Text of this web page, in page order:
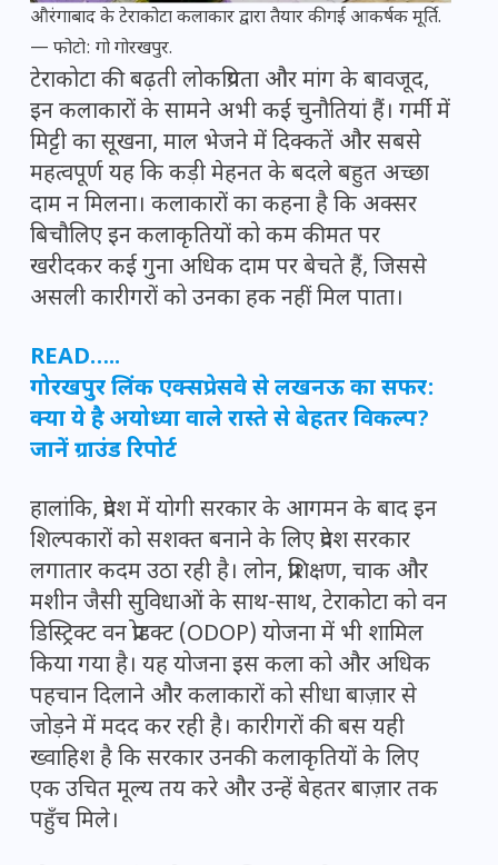
औरंगाबाद के टेराकोटा कलाकार द्वारा तैयार की गई आकर्षक मूर्ति.
— फोटो: गो गोरखपुर.
टेराकोटा की बढ़ती लोकप्रियता और मांग के बावजूद,
इन कलाकारों के सामने अभी कई चुनौतियां हैं। गर्मी में
मिट्टी का सूखना, माल भेजने में दिक्कतें और सबसे
महत्वपूर्ण यह कि कड़ी मेहनत के बदले बहुत अच्छा
दाम न मिलना। कलाकारों का कहना है कि अक्सर
बिचौलिए इन कलाकृतियों को कम कीमत पर
खरीदकर कई गुना अधिक दाम पर बेचते हैं, जिससे
असली कारीगरों को उनका हक नहीं मिल पाता।
READ…..
गोरखपुर लिंक एक्सप्रेसवे से लखनऊ का सफर:
क्या ये है अयोध्या वाले रास्ते से बेहतर विकल्प?
जानें ग्राउंड रिपोर्ट
हालांकि, प्रदेश में योगी सरकार के आगमन के बाद इन
शिल्पकारों को सशक्त बनाने के लिए प्रदेश सरकार
लगातार कदम उठा रही है। लोन, प्रशिक्षण, चाक और
मशीन जैसी सुविधाओं के साथ-साथ, टेराकोटा को वन
डिस्ट्रिक्ट वन प्रोडक्ट (ODOP) योजना में भी शामिल
किया गया है। यह योजना इस कला को और अधिक
पहचान दिलाने और कलाकारों को सीधा बाज़ार से
जोड़ने में मदद कर रही है। कारीगरों की बस यही
ख्वाहिश है कि सरकार उनकी कलाकृतियों के लिए
एक उचित मूल्य तय करे और उन्हें बेहतर बाज़ार तक
पहुँच मिले।